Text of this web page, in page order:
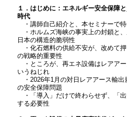
１．はじめに：エネルギー安全保障
時代
・講師自己紹介と、本セミナーで
・ホルムズ海峡の事実上の封鎖と
日本の構造的脆弱性
・化石燃料の供給不安が、改めて
の戦略的重要性
・ところが、再エネ設備はレアア
いうねじれ
・2026年1月の対日レアアース輸出
の安全保障問題
・「導入」だけで終わらせず、「
する必要性